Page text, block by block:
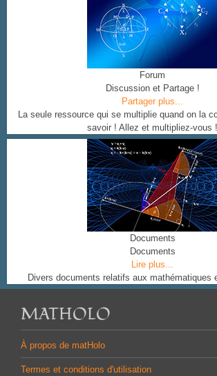
Forum
Discussion et Partage !
Partager plus...
La seule ressource qui se multiplie quand on la
savoir ! Allez et multipliez-vous !
Documents
Documents
Lire plus...
Divers documents relatifs aux mathématiques
MATHOLO
À propos de matHolo
Termes et conditions d'utilisation